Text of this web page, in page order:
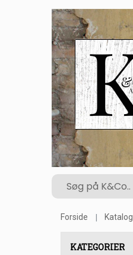
Forside Katalog
KATEGORIER